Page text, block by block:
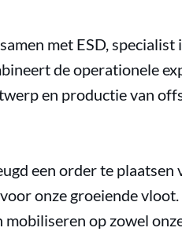
met ESD, specialist
de operationele
en productie van
een order te plaatsen
onze groeiende
op zowel